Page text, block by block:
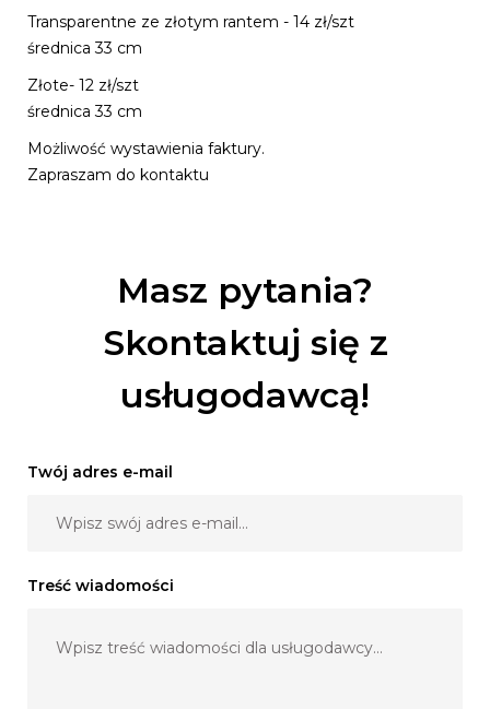
Transparentne ze złotym rantem - 14 zł/szt
średnica 33 cm
Złote- 12 zł/szt
średnica 33 cm
Możliwość wystawienia faktury.
Zapraszam do kontaktu
Masz pytania?
Skontaktuj się z
usługodawcą!
Twój adres e-mail
Treść wiadomości